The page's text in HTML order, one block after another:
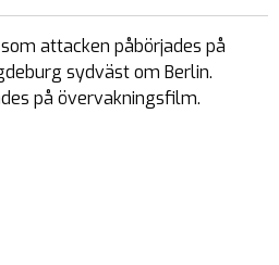
attacken påbörjades på
sydväst om Berlin.
på övervakningsfilm.